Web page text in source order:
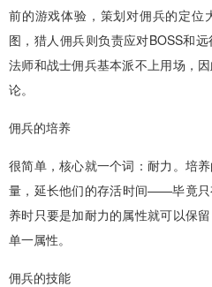
前的游戏体验，策划对佣兵的定位
图，猎人佣兵则负责应对BOSS和
法师和战士佣兵基本派不上用场，
论。
佣兵的培养
很简单，核心就一个词：耐力。培
量，延长他们的存活时间——毕竟
养时只要是加耐力的属性就可以保
单一属性。
佣兵的技能